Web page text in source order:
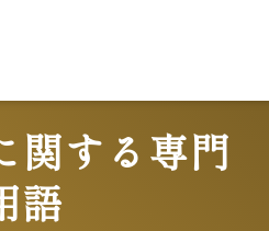
関する専門
語